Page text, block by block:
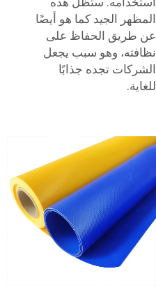
المظهر الجيد كما هو أيضًا
عن طريق الحفاظ على
نظافته، وهو سبب يجعل
الشركات تجده جذابًا
للغاية.